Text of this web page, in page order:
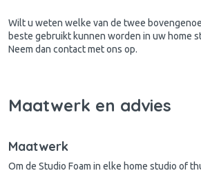
Wilt u weten welke van de twee
beste gebruikt kunnen worden in uw home
Neem dan contact met ons op.
Maatwerk en advies
Maatwerk
Om de Studio Foam in elke home studio of